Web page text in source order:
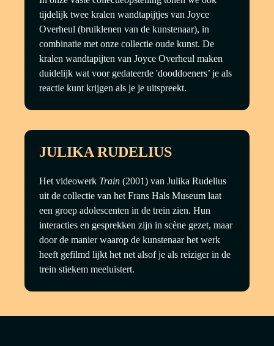
tijdelijk twee kralen wandtapijtjes van Joyce
Overheul (bruiklenen van de kunstenaar), in
combinatie met onze collectie oude kunst. De
kralen wandtapijten van Joyce Overheul maken
duidelijk wat voor gedateerde 'dooddoeners’ je als
reactie kunt krijgen als je je uitspreekt.
JULIKA RUDELIUS
Het videowerk Train (2001) van Julika Rudelius
uit de collectie van het Frans Hals Museum laat
een groep adolescenten in de trein zien. Hun
interacties en gesprekken zijn in scène gezet, maar
door de manier waarop de kunstenaar het werk
heeft gefilmd lijkt het net alsof je als reiziger in de
trein stiekem meeluistert.